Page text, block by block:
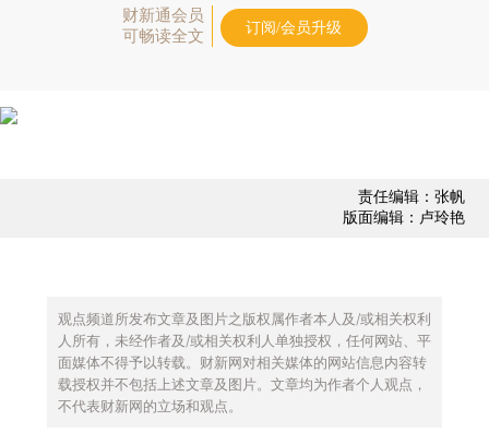
财新通会员
可畅读全文
订阅/会员升级
责任编辑：张帆
版面编辑：卢玲艳
观点频道所发布文章及图片之版权属作者本人及/或相关权利
人所有，未经作者及/或相关权利人单独授权，任何网站、平
面媒体不得予以转载。财新网对相关媒体的网站信息内容转
载授权并不包括上述文章及图片。文章均为作者个人观点，
不代表财新网的立场和观点。